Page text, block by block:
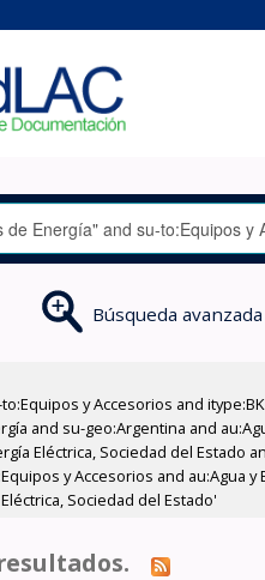
Búsqueda avanzada
y Accesorios and
and su-geo:Argentina and
Eléctrica, Sociedad del Estado
y Accesorios and au:Agua
Sociedad del Estado'